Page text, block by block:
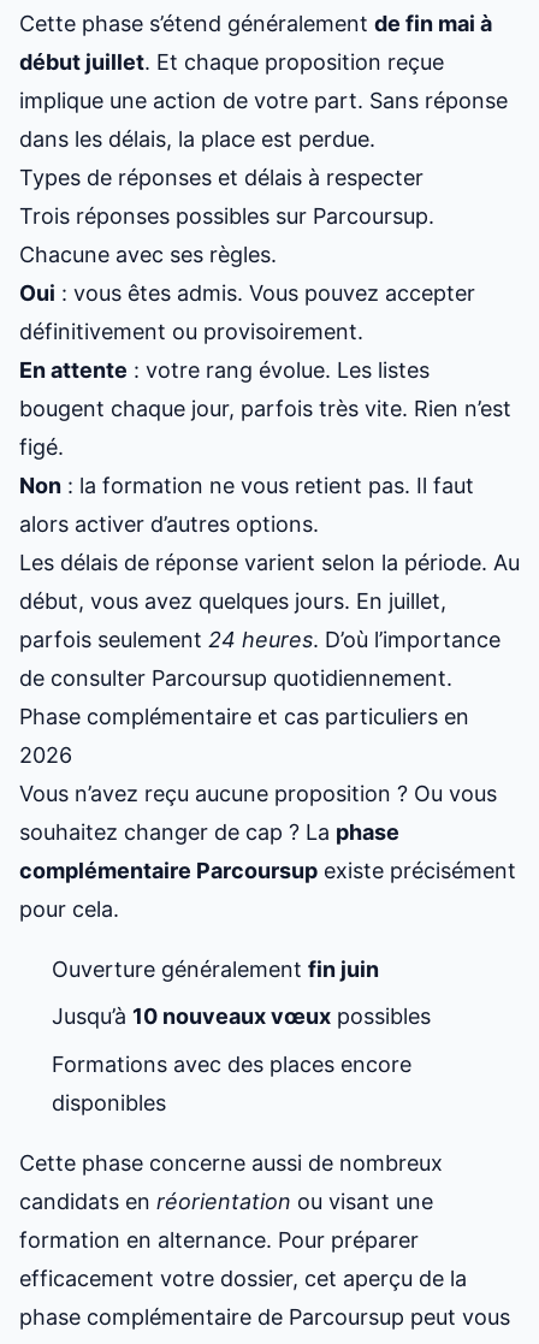
Cette phase s’étend généralement de fin mai à
début juillet. Et chaque proposition reçue
implique une action de votre part. Sans réponse
dans les délais, la place est perdue.
Types de réponses et délais à respecter
Trois réponses possibles sur Parcoursup.
Chacune avec ses règles.
Oui : vous êtes admis. Vous pouvez accepter
définitivement ou provisoirement.
En attente : votre rang évolue. Les listes
bougent chaque jour, parfois très vite. Rien n’est
figé.
Non : la formation ne vous retient pas. Il faut
alors activer d’autres options.
Les délais de réponse varient selon la période. Au
début, vous avez quelques jours. En juillet,
parfois seulement 24 heures. D’où l’importance
de consulter Parcoursup quotidiennement.
Phase complémentaire et cas particuliers en
2026
Vous n’avez reçu aucune proposition ? Ou vous
souhaitez changer de cap ? La phase
complémentaire Parcoursup existe précisément
pour cela.
Ouverture généralement fin juin
Jusqu’à 10 nouveaux vœux possibles
Formations avec des places encore
disponibles
Cette phase concerne aussi de nombreux
candidats en réorientation ou visant une
formation en alternance. Pour préparer
efficacement votre dossier, cet aperçu de la
phase complémentaire de Parcoursup peut vous